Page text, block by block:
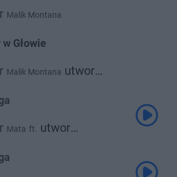
Malik Montana
w Głowie
Malik Montana utwor
Mata ft. utwor